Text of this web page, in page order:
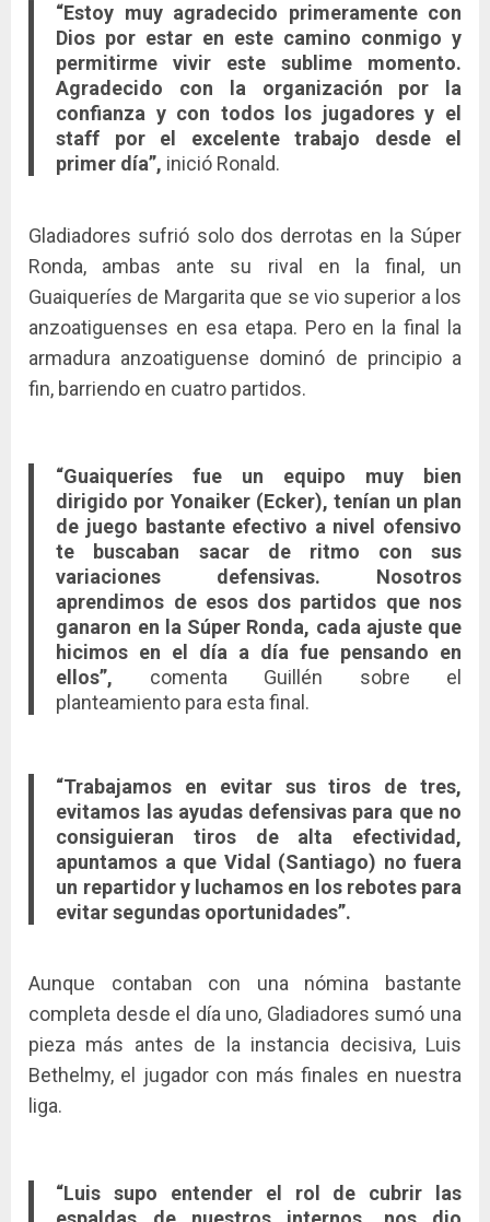
“Estoy muy agradecido primeramente con
Dios por estar en este camino conmigo y
permitirme vivir este sublime momento.
Agradecido con la organización por la
confianza y con todos los jugadores y el
staff por el excelente trabajo desde el
primer día”, inició Ronald.
Gladiadores sufrió solo dos derrotas en la Súper
Ronda, ambas ante su rival en la final, un
Guaiqueríes de Margarita que se vio superior a los
anzoatiguenses en esa etapa. Pero en la final la
armadura anzoatiguense dominó de principio a
fin, barriendo en cuatro partidos.
“Guaiqueríes fue un equipo muy bien
dirigido por Yonaiker (Ecker), tenían un plan
de juego bastante efectivo a nivel ofensivo
te buscaban sacar de ritmo con sus
variaciones defensivas. Nosotros
aprendimos de esos dos partidos que nos
ganaron en la Súper Ronda, cada ajuste que
hicimos en el día a día fue pensando en
ellos”, comenta Guillén sobre el
planteamiento para esta final.
“Trabajamos en evitar sus tiros de tres,
evitamos las ayudas defensivas para que no
consiguieran tiros de alta efectividad,
apuntamos a que Vidal (Santiago) no fuera
un repartidor y luchamos en los rebotes para
evitar segundas oportunidades”.
Aunque contaban con una nómina bastante
completa desde el día uno, Gladiadores sumó una
pieza más antes de la instancia decisiva, Luis
Bethelmy, el jugador con más finales en nuestra
liga.
“Luis supo entender el rol de cubrir las